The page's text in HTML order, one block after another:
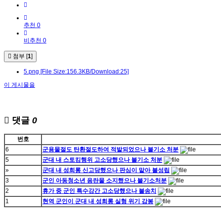
추천 0
비추천 0
첨부 [1]
5.png [File Size:156.3KB/Download:25]
이 게시물을
댓글 0
번호
6
군용물절도 탄환절도하여 적발되었으나 불기소 처분
5
군대 내 스토킹행위 고소당했으나 불기소 처분
»
군대 내 성희롱 신고당했으나 판심이 맡아 불성립
3
군인 아동청소년 음란물 소지했으나 불기소처분
2
휴가 중 군인 특수강간 고소당했으나 불송치
1
현역 군인이 군대 내 성희롱 실형 위기 감봉